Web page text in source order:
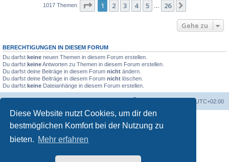
Diese Website nutzt Cookies, um dir den
bestmöglichen Komfort bei der Nutzung zu
bieten. Mehr erfahren
1017 Themen Seite 1von 26
1 2 3 4 5 26
Gehe zu
BERECHTIGUNGEN IN DIESEM FORUM
Du darfst keine neuen Themen in diesem Forum erstellen.
Du darfst keineAntworten zu Themen in diesem Forum erstellen.
Du darfst deine Beiträge in diesem Forum nicht ändern.
Du darfst deine Beiträge in diesem Forum nicht löschen.
Du darfst keine Dateianhänge in diesem Forum erstellen.
UTC+02:00